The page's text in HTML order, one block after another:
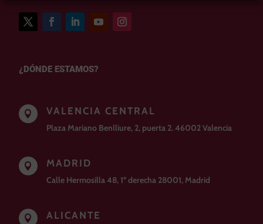
¿DÓNDE ESTAMOS?
 VALENCIA CENTRAL
Plaza Mariano Benlliure, 2, puerta 2. 46002 Valencia
 MADRID
Calle Hermosilla 48, 1º derecha 28001, Madrid
 ALICANTE